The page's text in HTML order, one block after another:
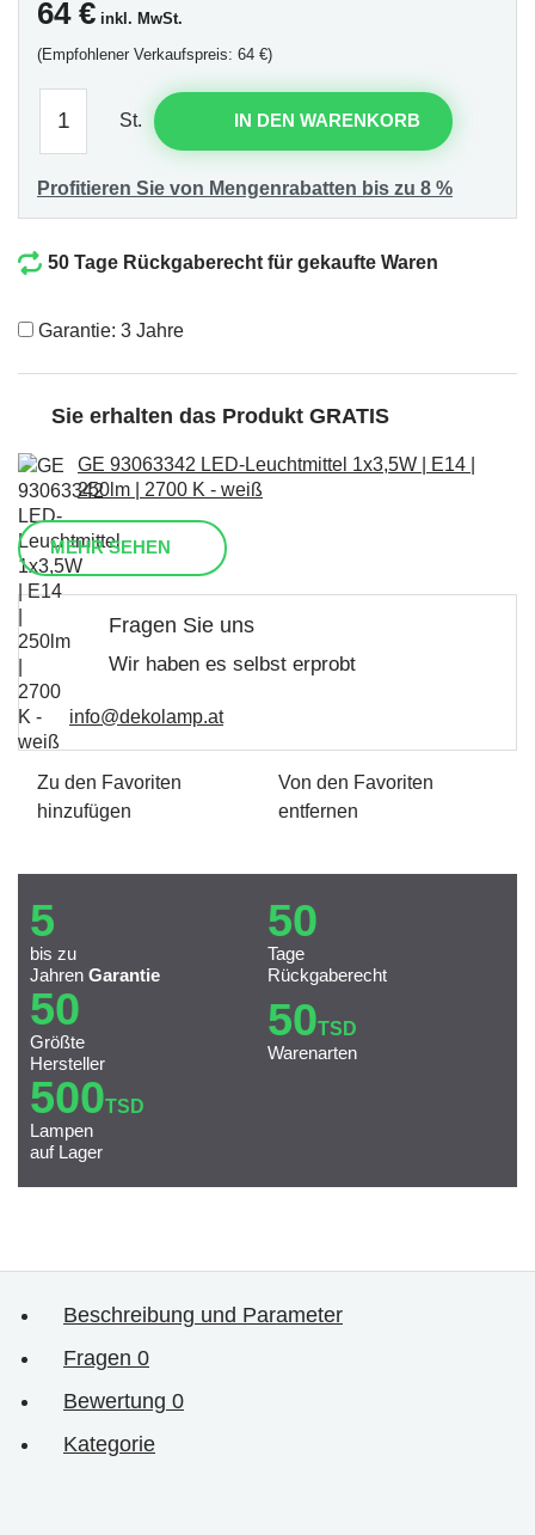
64€ inkl. MwSt.
(Empfohlener Verkaufspreis: 64 €)
St. IN DEN WARENKORB
Profitieren Sie von Mengenrabatten bis zu 8 %
50 Tage Rückgaberecht für gekaufte Waren
Garantie: 3 Jahre
Sie erhalten das Produkt GRATIS
GE 93063342 LED-Leuchtmittel 1x3,5W | E14 |
250lm | 2700 K - weiß
MEHR SEHEN
Fragen Sie uns
Wir haben es selbst erprobt
info@dekolamp.at
Zu den Favoriten
hinzufügen
Von den Favoriten
entfernen
5
bis zu
Jahren Garantie
50
Tage
Rückgaberecht
50
Größte
Hersteller
50TSD
Warenarten
500TSD
Lampen
auf Lager
Beschreibung und Parameter
Fragen 0
Bewertung 0
Kategorie